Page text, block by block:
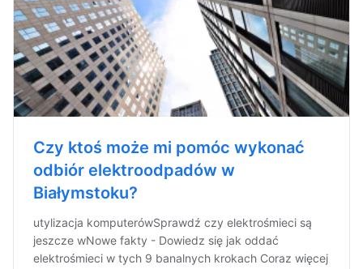
Czy ktoś może mi pomóc wykonać
odbiór elektroodpadów w
Białymstoku?
utylizacja komputerówSprawdź czy elektrośmieci są
jeszcze wNowe fakty - Dowiedz się jak oddać
elektrośmieci w tych 9 banalnych krokach Coraz więcej